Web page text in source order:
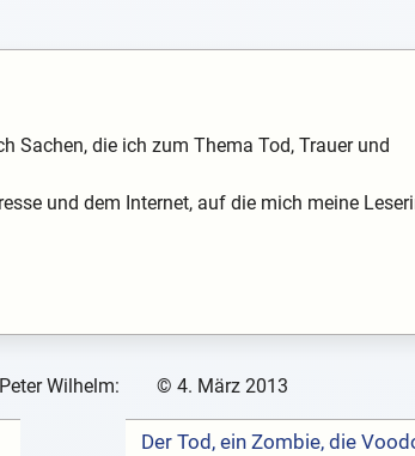
Sachen, die ich zum Thema Tod, Trauer und
und dem Internet, auf die mich meine
Peter Wilhelm: © 4. März 2013